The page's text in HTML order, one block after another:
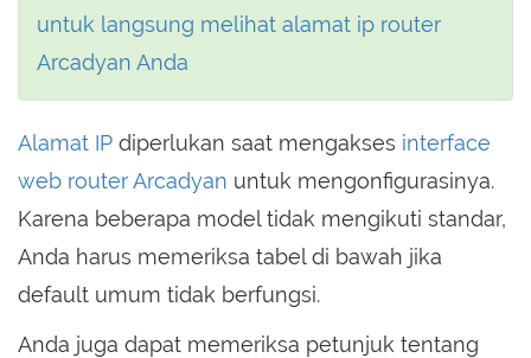
untuk langsung melihat alamat ip router
Arcadyan Anda
Alamat IP diperlukan saat mengakses interface
web router Arcadyan untuk mengonfigurasinya.
Karena beberapa model tidak mengikuti standar,
Anda harus memeriksa tabel di bawah jika
default umum tidak berfungsi.
Anda juga dapat memeriksa petunjuk tentang